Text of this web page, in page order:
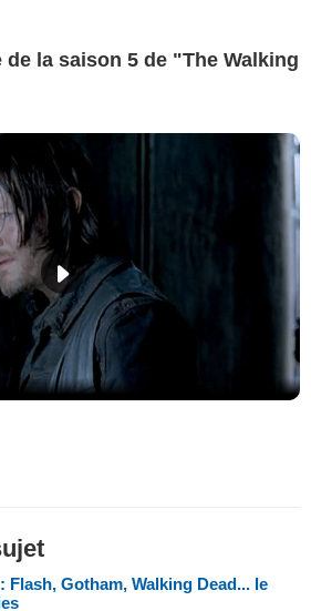
de la saison 5 de "The Walking
Flash, Gotham, Walking Dead... le